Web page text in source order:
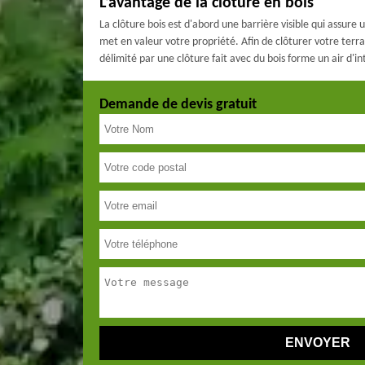
La clôture bois est d'abord une barrière visible qui
met en valeur votre propriété. Afin de clôturer votre
délimité par une clôture fait avec du bois forme un air
Demande de devis gratuit